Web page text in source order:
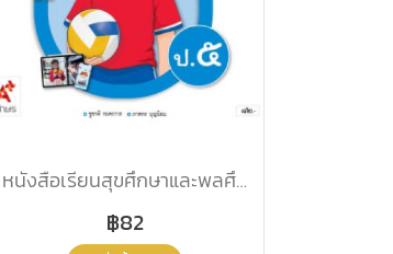
หนังสือเรียนสุขศึกษาและพลศึกษา ป.5/อจท.
฿82